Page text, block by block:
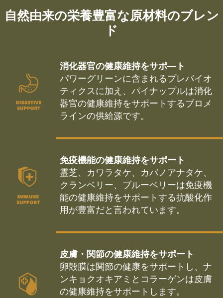
自然由来の栄養豊富な原材料のブレン
ド
消化器官の健康維持をサポ―ト
パワーグリーンに含まれるプレバイオ
ティクスに加え、パイナップルは消化
器官の健康維持をサポートするブロメ
ラインの供給源です。
免疫機能の健康維持をサポート
霊芝、カワラタケ、カバノアナタケ、
クランベリー、ブルーベリーは免疫機
能の健康維持をサポートする抗酸化作
用が豊富だと言われています。
皮膚・関節の健康維持をサポート
卵殻膜は関節の健康をサポートし、ナ
ンキョクオキアミとコラーゲンは皮膚
の健康維持をサポートします。